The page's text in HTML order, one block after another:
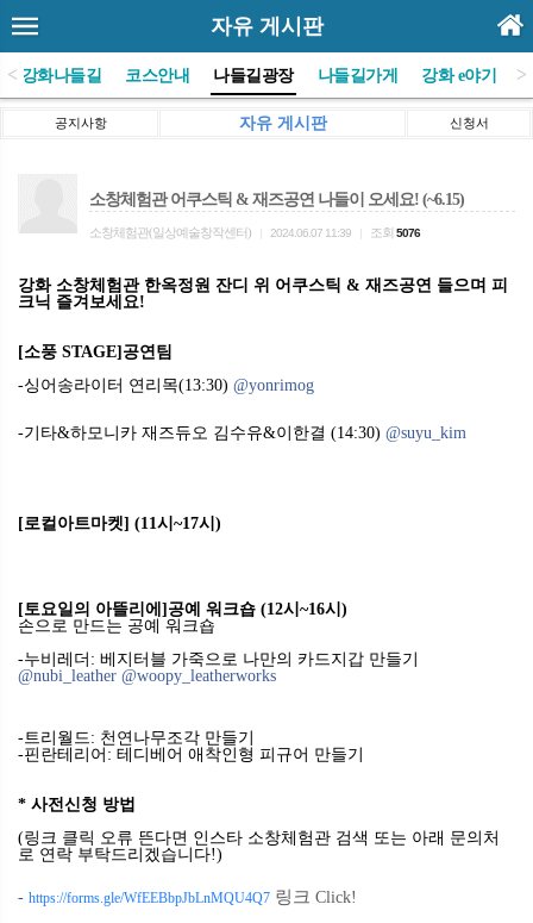
자유 게시판
<)강화나들길 코스안내 나들길광장 나들길가게 강화 e야기 >
공지사항 자유 게시판 신청서
소창체험관 어쿠스틱 & 재즈공연 나들이 오세요! (~6.15)
소창체험관(일상예술창작센터) 2024.06.07 11:39 조회 5076
강화 소창체험관 한옥정원 잔디 위 어쿠스틱 & 재즈공연 들으며 피
크닉 즐겨보세요!
[소풍 STAGE] 공연팀
-싱어송라이터 연리목(13:30) @yonrimog
-기타&하모니카 재즈듀오 김수유&이한결 (14:30) @suyu_kim
[로컬아트마켓] (11시 ~17시 )
[토요일의 아뜰리에 ] 공예 워크숍 (12시 ~16시 )
손으로 만드는 공예 워크숍
-누비레더 : 베지터블 가죽으로 나만의 카드지갑 만들기
@nubi_leather @woopy_leatherworks
-트리월드: 천연나무조각 만들기
-핀란테리어 : 테디베어 애착인형 피규어 만들기
* 사전신청 방법
(링크 클릭 오류 뜬다면 인스타 소창체험관 검색 또는 아래 문의처
로 연락 부탁드리겠습니다!)
- https://forms.gle/WfEEBbpJbLnMQU4Q7 링크 Click!